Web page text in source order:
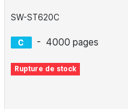
SW-ST620C
- 4000 pages
Rupture de stock